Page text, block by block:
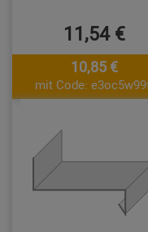
11,54 €
10,85 €
mit Code: